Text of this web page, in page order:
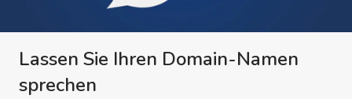
Lassen Sie Ihren Domain-Namen
sprechen